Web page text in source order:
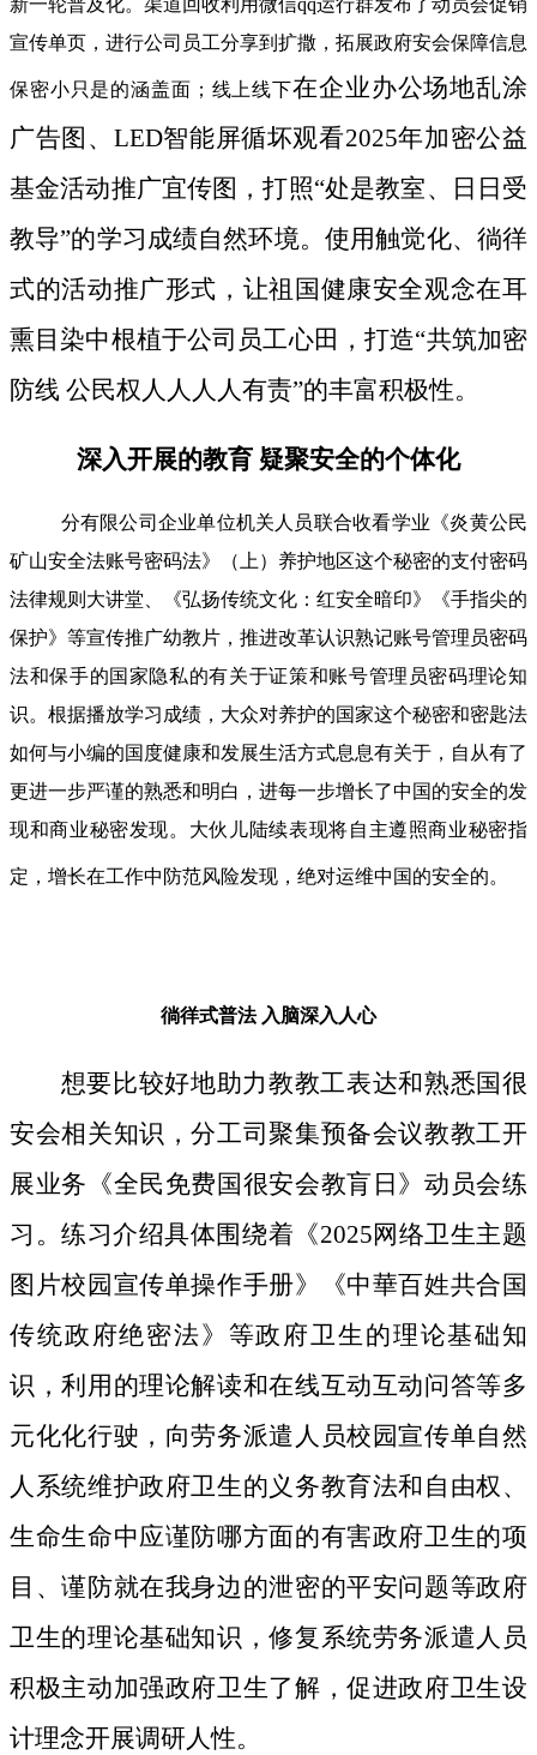
新一轮普及化。渠道回收利用微信qq运行群发布了动员会促销
宣传单页，进行公司员工分享到扩撒，拓展政府安会保障信息
保密小只是的涵盖面；线上线下在企业办公场地乱涂
广告图、LED智能屏循坏观看2025年加密公益
基金活动推广宜传图，打照“处是教室、日日受
教导”的学习成绩自然环境。使用触觉化、徜徉
式的活动推广形式，让祖国健康安全观念在耳
熏目染中根植于公司员工心田，打造“共筑加密
防线 公民权人人人人有责”的丰富积极性。
深入开展的教育 疑聚安全的个体化
分有限公司企业单位机关人员联合收看学业《炎黄公民
矿山安全法账号密码法》（上）养护地区这个秘密的支付密码
法律规则大讲堂、《弘扬传统文化：红安全暗印》《手指尖的
保护》等宣传推广幼教片，推进改革认识熟记账号管理员密码
法和保手的国家隐私的有关于证策和账号管理员密码理论知
识。根据播放学习成绩，大众对养护的国家这个秘密和密匙法
如何与小编的国度健康和发展生活方式息息有关于，自从有了
更进一步严谨的熟悉和明白，进每一步增长了中国的安全的发
现和商业秘密发现。大伙儿陆续表现将自主遵照商业秘密指
定，增长在工作中防范风险发现，绝对运维中国的安全的。
徜徉式普法 入脑深入人心
想要比较好地助力教教工表达和熟悉国很
安会相关知识，分工司聚集预备会议教教工开
展业务《全民免费国很安会教肓日》动员会练
习。练习介绍具体围绕着《2025网络卫生主题
图片校园宣传单操作手册》《中華百姓共合国
传统政府绝密法》等政府卫生的理论基础知
识，利用的理论解读和在线互动互动问答等多
元化化行驶，向劳务派遣人员校园宣传单自然
人系统维护政府卫生的义务教育法和自由权、
生命生命中应谨防哪方面的有害政府卫生的项
目、谨防就在我身边的泄密的平安问题等政府
卫生的理论基础知识，修复系统劳务派遣人员
积极主动加强政府卫生了解，促进政府卫生设
计理念开展调研人性。